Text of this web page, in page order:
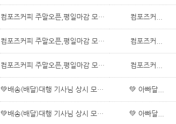
컴포즈커피 주말오픈,평일마감 모집합니다 컴포즈커...
컴포즈커피 주말오픈,평일마감 모집합니다 컴포즈커...
컴포즈커피 주말오픈,평일마감 모집합니다 컴포즈커...
💚배송(배달)대행 기사님 상시 모집💚 💚 아빠달...
💚배송(배달)대행 기사님 상시 모집💚 💚 아빠달...